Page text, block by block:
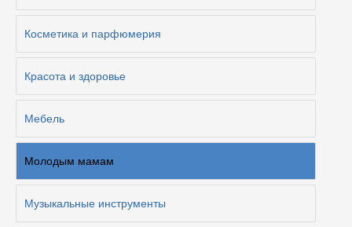
Косметика и парфюмерия
Красота и здоровье
Мебель
Молодым мамам
Музыкальные инструменты